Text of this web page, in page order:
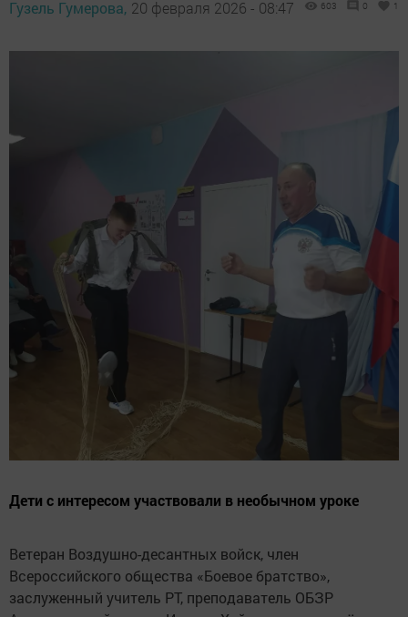
Гузель Гумерова, 20 февраля 2026 - 08:47 603 0 1
Дети с интересом участвовали в необычном уроке
Ветеран Воздушно-десантных войск, член
Всероссийского общества «Боевое братство»,
заслуженный учитель РТ, преподаватель ОБЗР